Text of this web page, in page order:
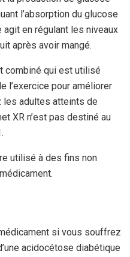
l’absorption du glucose
en régulant les niveaux
après avoir mangé.
combiné qui est utilisé
l’exercice pour améliorer
les adultes atteints de
XR n’est pas destiné au
utilisé à des fins non
si vous souffrez
acidocétose diabétique